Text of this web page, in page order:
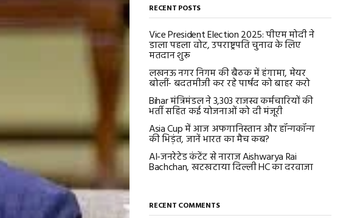
RECENT POSTS
Vice President Election 2025: पीएम मोदी ने
डाला पहला वोट, उपराष्ट्रपति चुनाव के लिए
मतदान शुरू
लखनऊ नगर निगम की बैठक में हंगामा, मेयर
बोलीं- बदतमीजी कर रहे पार्षद को बाहर करो
Bihar मंत्रिमंडल ने 3,303 राजस्व कर्मचारियों की
भर्ती सहित कई योजनाओं को दी मंजूरी
Asia Cup में आज अफगानिस्तान और हॉन्गकॉन्ग
की भिड़ंत, जानें भारत का मैच कब?
AI-जनरेटेड कंटेंट से नाराज Aishwarya Rai
Bachchan, खटखटाया दिल्ली HC का दरवाजा
RECENT COMMENTS